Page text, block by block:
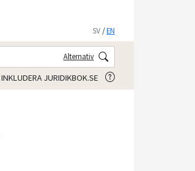
SV /EN
Alternativ
INKLUDERA JURIDIKBOK.SE